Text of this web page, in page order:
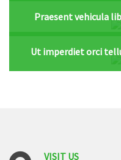
Praesent vehicula
Ut imperdiet orci
VISIT US